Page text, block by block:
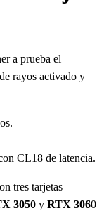
a prueba el
rayos activado y
CL18 de latencia.
tres tarjetas
3050 y RTX 3060